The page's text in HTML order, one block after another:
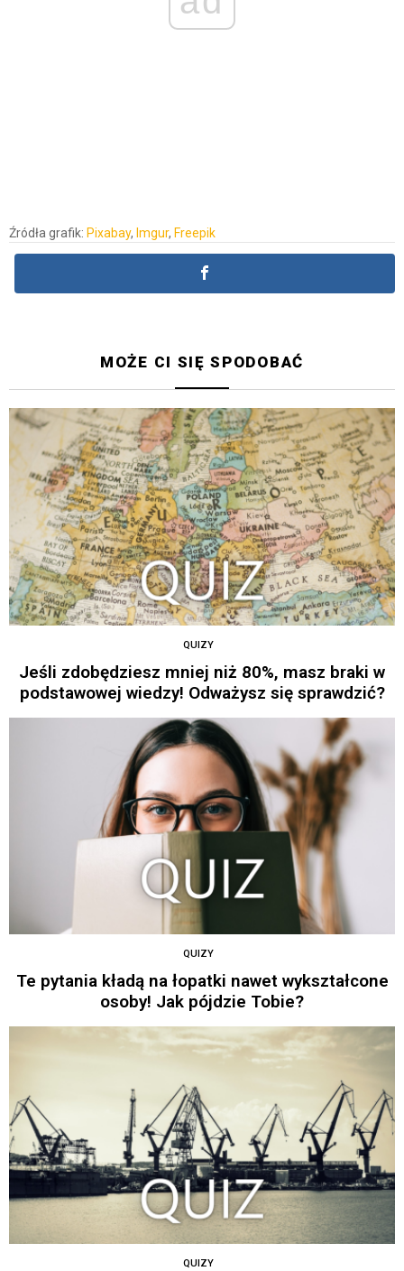
Źródła grafik: Pixabay, Imgur, Freepik
MOŻE CI SIĘ SPODOBAĆ
QUIZY
Jeśli zdobędziesz mniej niż 80%, masz braki w
podstawowej wiedzy! Odważysz się sprawdzić?
QUIZY
Te pytania kładą na łopatki nawet wykształcone
osoby! Jak pójdzie Tobie?
QUIZY